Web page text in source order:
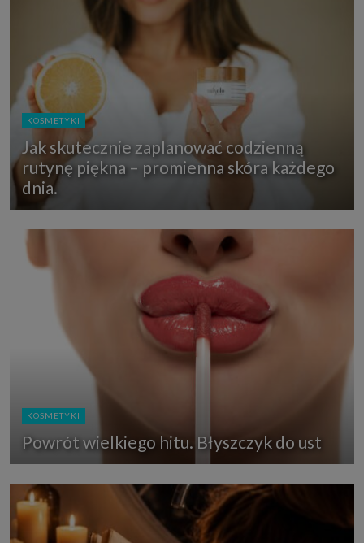
KOSMETYKI
Jak skutecznie zaplanować codzienną
rutynę piękna – promienna skóra każdego
dnia.
KOSMETYKI
Powrót wielkiego hitu. Błyszczyk do ust